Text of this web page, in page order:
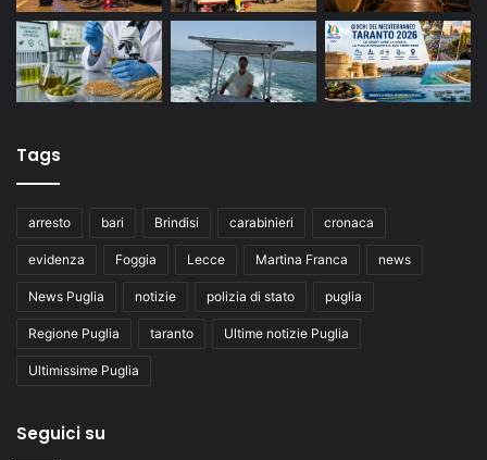
Tags
arresto bari Brindisi carabinieri cronaca
evidenza Foggia Lecce Martina Franca news
News Puglia notizie polizia di stato puglia
Regione Puglia taranto Ultime notizie Puglia
Ultimissime Puglia
Seguici su